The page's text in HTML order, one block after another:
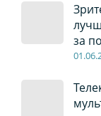
за
01.06